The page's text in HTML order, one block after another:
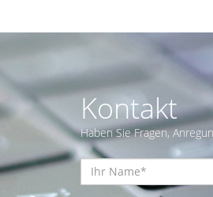
Kontakt
Haben Sie Fragen,